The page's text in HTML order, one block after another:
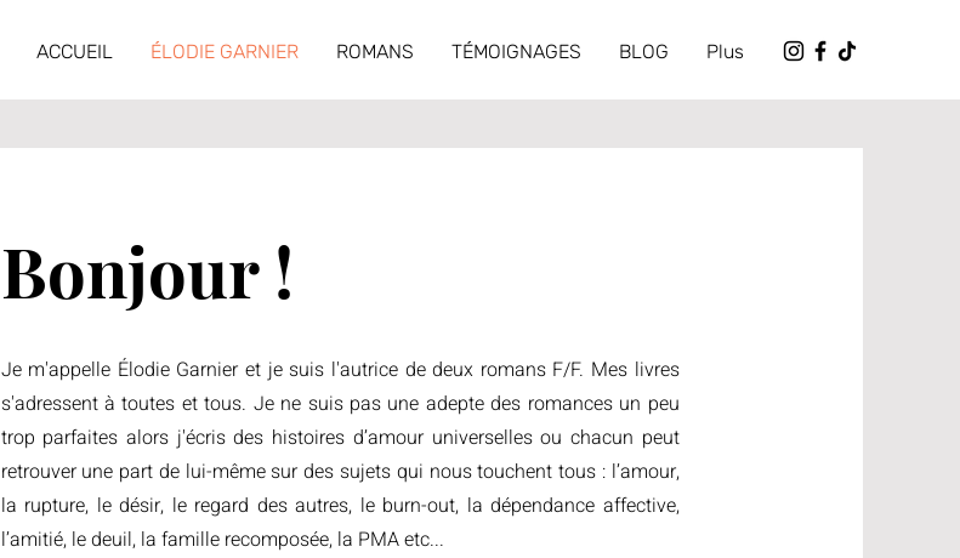
ACCUEIL ÉLODIE GARNIER ROMANS TÉMOIGNAGES BLOG Plus
Bonjour !
Je m'appelle Élodie Garnier et je suis l'autrice de deux romans F/F. Mes livres
s'adressent à toutes et tous. Je ne suis pas une adepte des romances un peu
trop parfaites alors j'écris des histoires d’amour universelles ou chacun peut
retrouver une part de lui-même sur des sujets qui nous touchent tous : l’amour,
la rupture, le désir, le regard des autres, le burn-out, la dépendance affective,
l’amitié, le deuil, la famille recomposée, la PMA etc...